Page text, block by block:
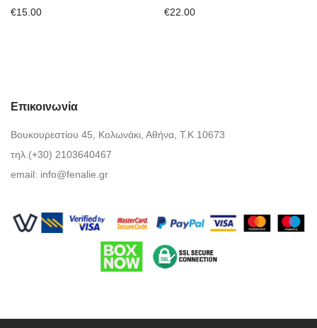
€15.00 €22.00
Επικοινωνία
Βουκουρεστίου 45, Κολωνάκι, Αθήνα, Τ.Κ 10673
τηλ.(+30) 2103640467
email: info@fenalie.gr